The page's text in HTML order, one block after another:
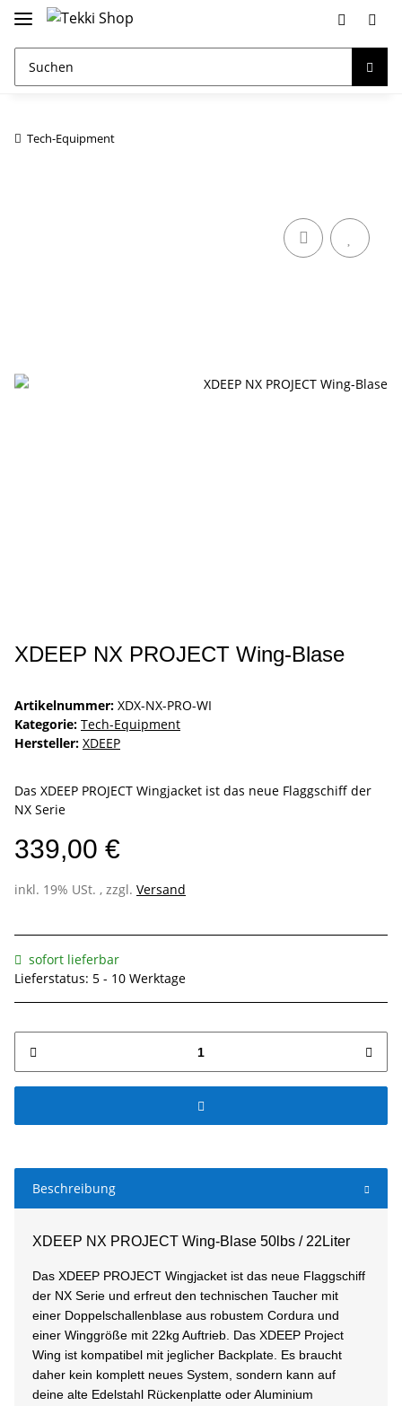
Tech-Equipment
XDEEP NX PROJECT Wing-Blase
Artikelnummer: XDX-NX-PRO-WI
Kategorie: Tech-Equipment
Hersteller: XDEEP
Das XDEEP PROJECT Wingjacket ist das neue Flaggschiff der
NX Serie
339,00 €
inkl. 19% USt. , zzgl. Versand
sofort lieferbar
Lieferstatus: 5 - 10 Werktage
Beschreibung
XDEEP NX PROJECT Wing-Blase 50lbs / 22Liter
Das XDEEP PROJECT Wingjacket ist das neue Flaggschiff
der NX Serie und erfreut den technischen Taucher mit
einer Doppelschallenblase aus robustem Cordura und
einer Winggröße mit 22kg Auftrieb. Das XDEEP Project
Wing ist kompatibel mit jeglicher Backplate. Es braucht
daher kein komplett neues System, sondern kann auf
deine alte Edelstahl Rückenplatte oder Aluminium